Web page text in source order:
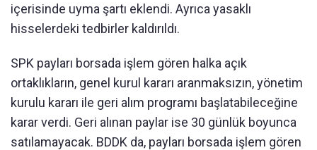
içerisinde uyma şartı eklendi. Ayrıca yasaklı
hisselerdeki tedbirler kaldırıldı.
SPK payları borsada işlem gören halka açık
ortaklıkların, genel kurul kararı aranmaksızın, yönetim
kurulu kararı ile geri alım programı başlatabileceğine
karar verdi. Geri alınan paylar ise 30 günlük boyunca
satılamayacak. BDDK da, payları borsada işlem gören